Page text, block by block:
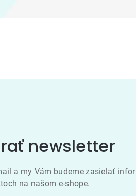
newsletter
a my Vám budeme zasielať
na našom e-shope.